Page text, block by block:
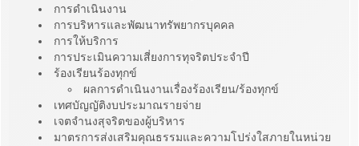
การดำเนินงาน
การบริหารและพัฒนาทรัพยากรบุคคล
การให้บริการ
การประเมินความเสี่ยงการทุจริตประจำปี
ร้องเรียนร้องทุกข์
ผลการดำเนินงานเรื่องร้องเรียน/ร้องทุกข์
เทศบัญญัติงบประมาณรายจ่าย
เจตจำนงสุจริตของผู้บริหาร
มาตรการส่งเสริมคุณธรรมและความโปร่งใสภายในหน่วย